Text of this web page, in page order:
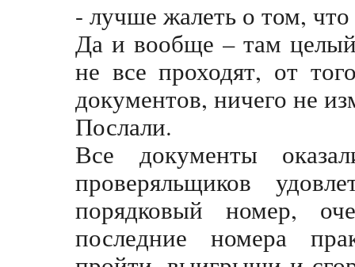
- лучше жалеть о том,
Да и вообще – там
не все проходят, от
документов, ничего не
Послали.
Все документы
проверяльщиков
порядковый номер,
последние номера